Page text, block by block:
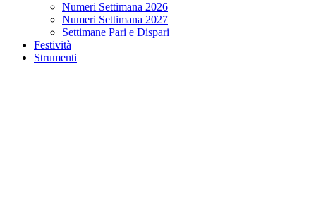
Numeri Settimana 2026
Numeri Settimana 2027
Settimane Pari e Dispari
Festività
Strumenti